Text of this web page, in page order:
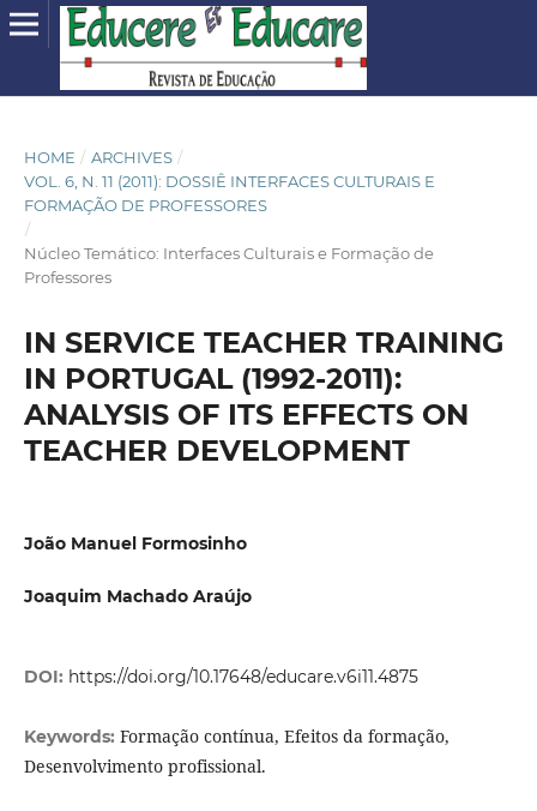
HOME / ARCHIVES /
VOL. 6, N. 11 (2011): DOSSIÊ INTERFACES CULTURAIS E
FORMAÇÃO DE PROFESSORES
/
Núcleo Temático: Interfaces Culturais e Formação de
Professores
IN SERVICE TEACHER TRAINING
IN PORTUGAL (1992-2011):
ANALYSIS OF ITS EFFECTS ON
TEACHER DEVELOPMENT
João Manuel Formosinho
Joaquim Machado Araújo
DOI: https://doi.org/10.17648/educare.v6i11.4875
Keywords: Formação contínua, Efeitos da formação,
Desenvolvimento profissional.